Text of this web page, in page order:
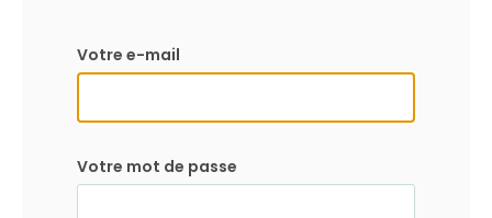
Votre e-mail
Votre mot de passe